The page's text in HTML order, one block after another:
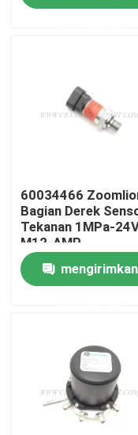
Wisata pabrik
Hubungi kami
Berita
Suku cadang derek
Suku Cadang
60034466
Bagian Derek
Tekanan 1MPa-
M12-AMP
mengirimkan